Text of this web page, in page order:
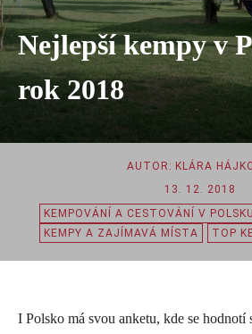
Nejlepší kempy v
rok 2018
AUTOR: KLÁRA
13. 12. 2018
KEMPOVÁNÍ A CESTOVÁNÍ V POLSKU
KEMPY A ZAJÍMAVÁ MÍSTA
TOP
I Polsko má svou anketu, kde se hodnotí